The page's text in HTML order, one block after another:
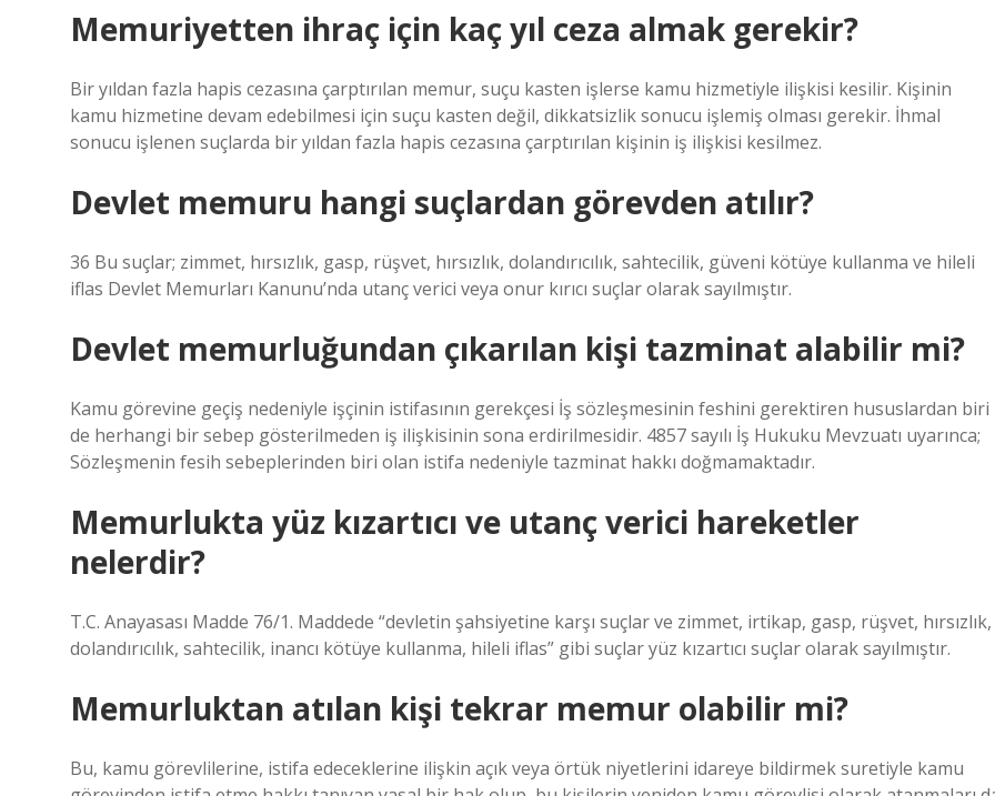
Memuriyetten ihraç için kaç yıl ceza almak gerekir?
Bir yıldan fazla hapis cezasına çarptırılan memur, suçu kasten işlerse kamu hizmetiyle ilişkisi kesilir. Kişinin
kamu hizmetine devam edebilmesi için suçu kasten değil, dikkatsizlik sonucu işlemiş olması gerekir. İhmal
sonucu işlenen suçlarda bir yıldan fazla hapis cezasına çarptırılan kişinin iş ilişkisi kesilmez.
Devlet memuru hangi suçlardan görevden atılır?
36 Bu suçlar; zimmet, hırsızlık, gasp, rüşvet, hırsızlık, dolandırıcılık, sahtecilik, güveni kötüye kullanma ve hileli
iflas Devlet Memurları Kanunu’nda utanç verici veya onur kırıcı suçlar olarak sayılmıştır.
Devlet memurluğundan çıkarılan kişi tazminat alabilir mi?
Kamu görevine geçiş nedeniyle işçinin istifasının gerekçesi İş sözleşmesinin feshini gerektiren hususlardan biri
de herhangi bir sebep gösterilmeden iş ilişkisinin sona erdirilmesidir. 4857 sayılı İş Hukuku Mevzuatı uyarınca;
Sözleşmenin fesih sebeplerinden biri olan istifa nedeniyle tazminat hakkı doğmamaktadır.
Memurlukta yüz kızartıcı ve utanç verici hareketler
nelerdir?
T.C. Anayasası Madde 76/1. Maddede “devletin şahsiyetine karşı suçlar ve zimmet, irtikap, gasp, rüşvet, hırsızlık,
dolandırıcılık, sahtecilik, inancı kötüye kullanma, hileli iflas” gibi suçlar yüz kızartıcı suçlar olarak sayılmıştır.
Memurluktan atılan kişi tekrar memur olabilir mi?
Bu, kamu görevlilerine, istifa edeceklerine ilişkin açık veya örtük niyetlerini idareye bildirmek suretiyle kamu